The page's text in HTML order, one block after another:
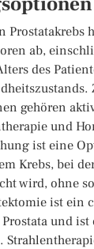
Prostatakrebs
ab,
des
gehören
und
ist eine
Krebs, bei
wird, ohne
ist ein
und ist